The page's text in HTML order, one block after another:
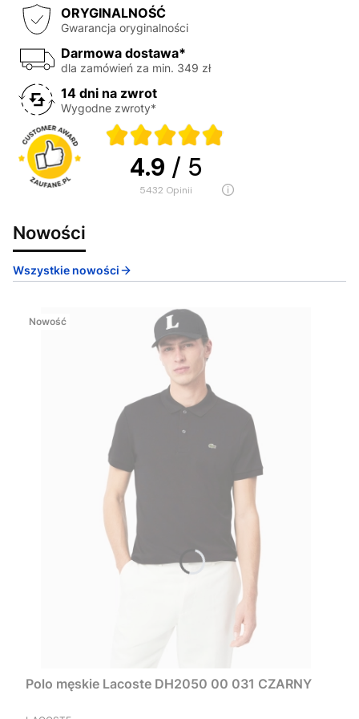
ORYGINALNOŚĆ
Gwarancja oryginalności
Darmowa dostawa*
dla zamówień za min. 349 zł
14 dni na zwrot
Wygodne zwroty*
4.9 / 5
5432 opinii
Nowości
Wszystkie nowości
Nowość
Polo męskie Lacoste DH2050 00 031 CZARNY
PRODUCENT